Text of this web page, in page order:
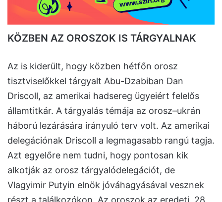
KÖZBEN AZ OROSZOK IS TÁRGYALNAK
Az is kiderült, hogy közben hétfőn orosz
tisztviselőkkel tárgyalt Abu-Dzabiban Dan
Driscoll, az amerikai hadsereg ügyeiért felelős
államtitkár. A tárgyalás témája az orosz–ukrán
háború lezárására irányuló terv volt. Az amerikai
delegációnak Driscoll a legmagasabb rangú tagja.
Azt egyelőre nem tudni, hogy pontosan kik
alkotják az orosz tárgyalódelegációt, de
Vlagyimir Putyin elnök jóváhagyásával vesznek